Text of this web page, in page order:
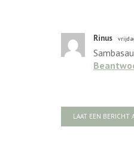
Rinus
LAAT EEN BERICHT